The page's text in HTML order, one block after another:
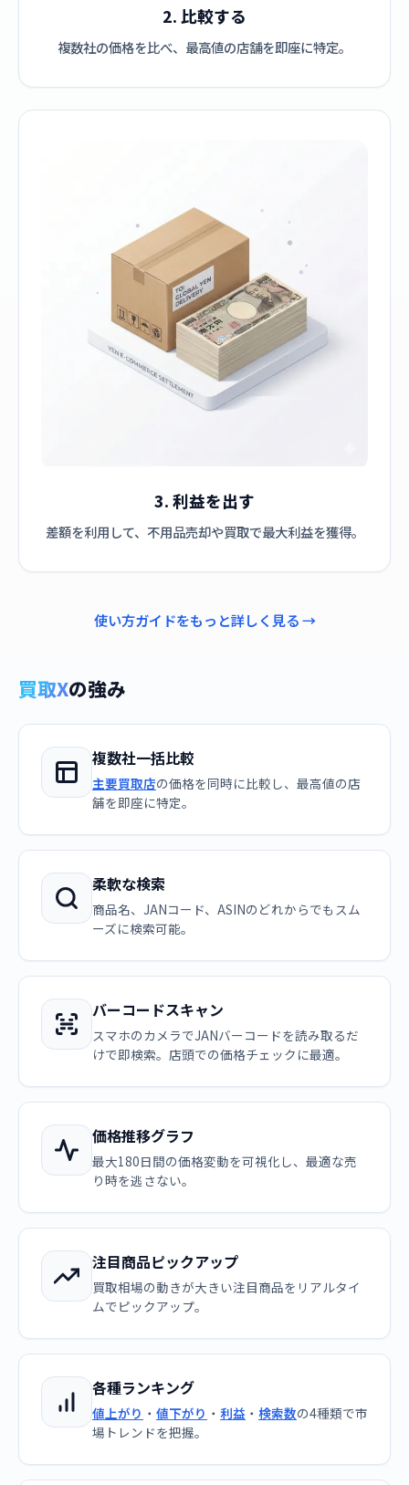
2. 比較する
複数社の価格を比べ、最高値の店舗を即座に特定。
3. 利益を出す
差額を利用して、不用品売却や買取で最大利益を獲得。
使い方ガイドをもっと詳しく見る →
買取Xの強み
複数社一括比較
主要買取店の価格を同時に比較し、最高値の店
舗を即座に特定。
柔軟な検索
商品名、JANコード、ASINのどれからでもスム
ーズに検索可能。
バーコードスキャン
スマホのカメラでJANバーコードを読み取るだ
けで即検索。店頭での価格チェックに最適。
価格推移グラフ
最大180日間の価格変動を可視化し、最適な売
り時を逃さない。
注目商品ピックアップ
買取相場の動きが大きい注目商品をリアルタイ
ムでピックアップ。
各種ランキング
値上がり ・ 値下がり ・ 利益 ・ 検索数の4種類で市
場トレンドを把握。